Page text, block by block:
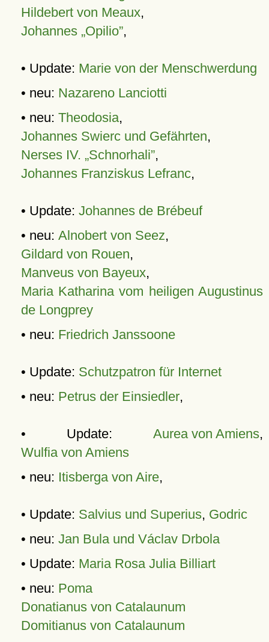
Hildebert von Meaux,
Johannes „Opilio”,
• Update: Marie von der Menschwerdung
• neu: Nazareno Lanciotti
• neu: Theodosia,
Johannes Swierc und Gefährten,
Nerses IV. „Schnorhali”,
Johannes Franziskus Lefranc,
• Update: Johannes de Brébeuf
• neu: Alnobert von Seez,
Gildard von Rouen,
Manveus von Bayeux,
Maria Katharina vom heiligen Augustinus
de Longprey
• neu: Friedrich Janssoone
• Update: Schutzpatron für Internet
• neu: Petrus der Einsiedler,
• Update: Aurea von Amiens,
Wulfia von Amiens
• neu: Itisberga von Aire,
• Update: Salvius und Superius, Godric
• neu: Jan Bula und Václav Drbola
• Update: Maria Rosa Julia Billiart
• neu: Poma
Donatianus von Catalaunum
Domitianus von Catalaunum